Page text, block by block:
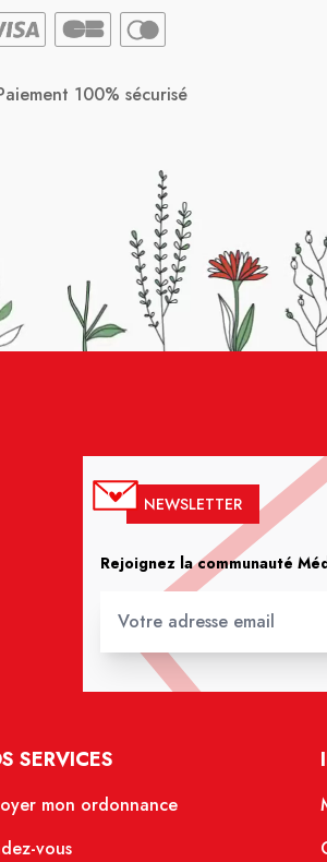
100% sécurisé
NEWSLETTER
Rejoignez la communauté
SERVICES
mon ordonnance
vous